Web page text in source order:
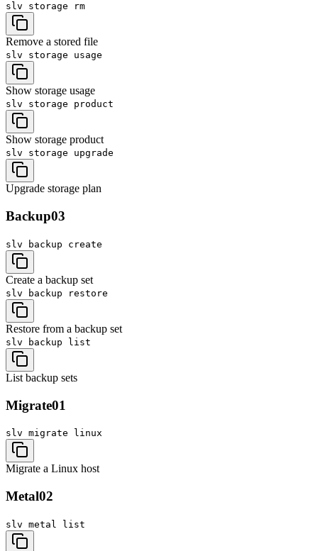
slv storage rm
Remove a stored file
slv storage usage
Show storage usage
slv storage product
Show storage product
slv storage upgrade
Upgrade storage plan
Backup03
slv backup create
Create a backup set
slv backup restore
Restore from a backup set
slv backup list
List backup sets
Migrate01
slv migrate linux
Migrate a Linux host
Metal02
slv metal list